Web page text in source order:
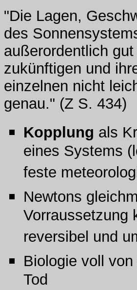
"Die Lagen,
des
außerordentlich
zukünftigen und
einzelnen nicht
genau." (Z S. 434)
Kopplung als
eines Systems
feste
Newtons
Vorraussetzung
reversibel und
Biologie voll
Tod